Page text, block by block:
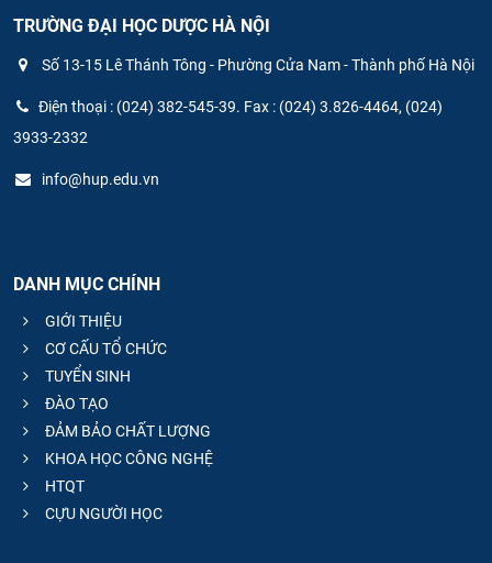
TRƯỜNG ĐẠI HỌC DƯỢC HÀ NỘI
Số 13-15 Lê Thánh Tông - Phường Cửa Nam - Thành phố Hà Nội
Điện thoại : (024) 382-545-39. Fax : (024) 3.826-4464, (024)
3933-2332
info@hup.edu.vn
DANH MỤC CHÍNH
GIỚI THIỆU
CƠ CẤU TỔ CHỨC
TUYỂN SINH
ĐÀO TẠO
ĐẢM BẢO CHẤT LƯỢNG
KHOA HỌC CÔNG NGHỆ
HTQT
CỰU NGƯỜI HỌC